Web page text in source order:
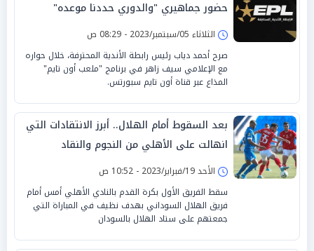
حضور جماهيري "والدوري حددنا موعده"
الثلاثاء 05/سبتمبر/2023 - 08:29 ص
صرح أحمد دياب رئيس رابطة الأندية المحترفة، خلال حواره
مع الإعلامي سيف زاهر في برنامج "ملعب أون تايم"
المذاع عبر قناة أون تايم سبورتس.
بعد السقوط أمام الهلال.. أبرز الانتقادات التي
انهالت على الأهلي من النجوم والنقاد
بالأمس
الأحد 19/فبراير/2023 - 10:52 ص
سقط الفريق الأول بكرة القدم بالنادي الأهلي أمس أمام
فريق الهلال السوداني بهدف نظيف في المباراة التي
جمعتهم على ستاد الهلال بالسودان